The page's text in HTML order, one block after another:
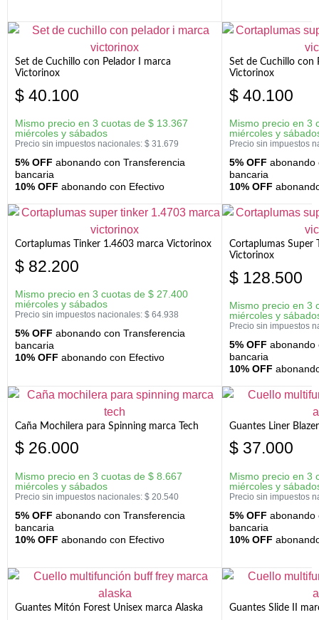
Set de Cuchillo con Pelador I marca
Victorinox
$ 40.100
Mismo precio en 3 cuotas de $ 13.367
miércoles y sábados
Precio sin impuestos nacionales: $ 31.679
5% OFF abonando con Transferencia
bancaria
10% OFF abonando con Efectivo
Set de Cuchillo con
Victorinox
$ 40.100
Mismo precio en 3
miércoles y
Precio sin impuestos
5% OFF abonando
bancaria
10% OFF
Cortaplumas Tinker 1.4603 marca Victorinox
$ 82.200
Mismo precio en 3 cuotas de $ 27.400
miércoles y sábados
Precio sin impuestos nacionales: $ 64.938
5% OFF abonando con Transferencia
bancaria
10% OFF abonando con Efectivo
Cortaplumas Super
Victorinox
$ 128.500
Mismo precio en 3
miércoles y
Precio sin impuestos
5% OFF abonando
bancaria
10% OFF
Caña Mochilera para Spinning marca Tech
$ 26.000
Mismo precio en 3 cuotas de $ 8.667
miércoles y sábados
Precio sin impuestos nacionales: $ 20.540
5% OFF abonando con Transferencia
bancaria
10% OFF abonando con Efectivo
Guantes Liner
$ 37.000
Mismo precio en 3
miércoles y
Precio sin impuestos
5% OFF abonando
bancaria
10% OFF
Guantes Mitón Forest Unisex marca Alaska Guantes Slide II